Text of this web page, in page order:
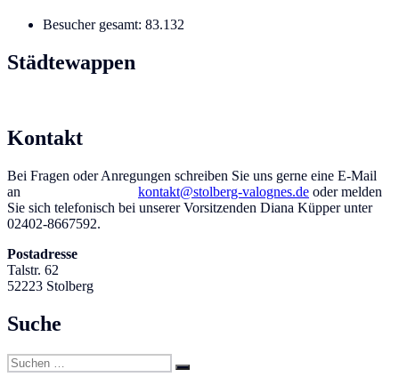
Besucher gesamt: 83.132
Städtewappen
Kontakt
Bei Fragen oder Anregungen schreiben Sie uns gerne eine E-Mail
an kontakt@stolberg-valognes.de oder melden
Sie sich telefonisch bei unserer Vorsitzenden Diana Küpper unter
02402-8667592.
Postadresse
Talstr. 62
52223 Stolberg
Suche
Suchen
nach:
Suchen